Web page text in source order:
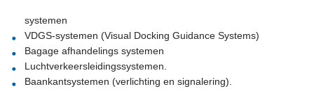
systemen
VDGS-systemen (Visual Docking Guidance Systems)
Bagage afhandelings systemen
Luchtverkeersleidingssystemen.
Baankantsystemen (verlichting en signalering).